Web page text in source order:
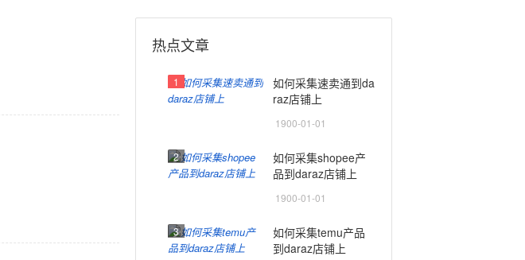
热点文章
1
如何采集速卖通到da
raz店铺上
1900-01-01
2
如何采集shopee产
品到daraz店铺上
1900-01-01
3
如何采集temu产品
到daraz店铺上